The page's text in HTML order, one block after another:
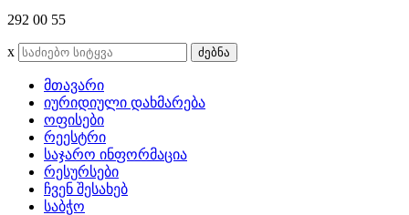
292 00 55
x ძებნა
მთავარი
იურიდიული დახმარება
ოფისები
რეესტრი
საჯარო ინფორმაცია
რესურსები
ჩვენ შესახებ
საბჭო